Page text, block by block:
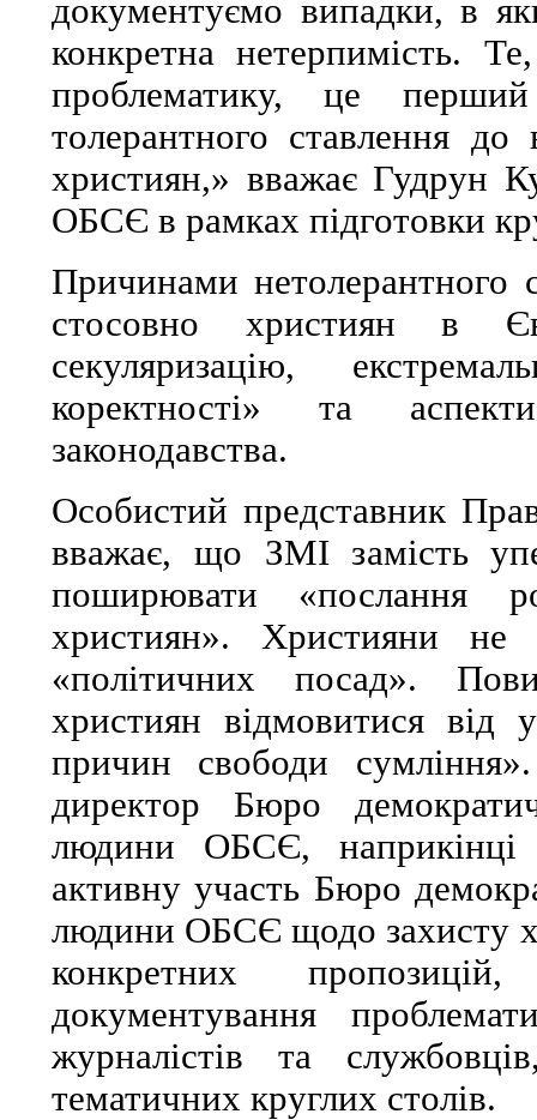
документуємо випадки, в
конкретна нетерпимість.
проблематику, це
толерантного ставлення
християн,» вважає Гудрун
ОБСЄ в рамках підготовки
Причинами нетолерантного
стосовно християн в
секуляризацію,
коректності» та
законодавства.
Особистий представник
вважає, що ЗМІ замість
поширювати «послання
християн». Християни не
«політичних посад».
християн відмовитися від
причин свободи
директор Бюро
людини ОБСЄ, наприкінці
активну участь Бюро
людини ОБСЄ щодо захисту
конкретних
документування
журналістів та
тематичних круглих столів.